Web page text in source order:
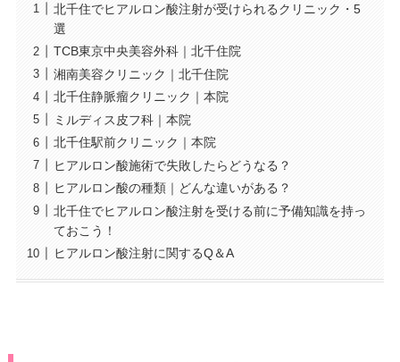
北千住でヒアルロン酸注射が受けられるクリニック・5
選
TCB東京中央美容外科｜北千住院
湘南美容クリニック｜北千住院
北千住静脈瘤クリニック｜本院
ミルディス皮フ科｜本院
北千住駅前クリニック｜本院
ヒアルロン酸施術で失敗したらどうなる？
ヒアルロン酸の種類｜どんな違いがある？
北千住でヒアルロン酸注射を受ける前に予備知識を持っ
ておこう！
ヒアルロン酸注射に関するQ＆A